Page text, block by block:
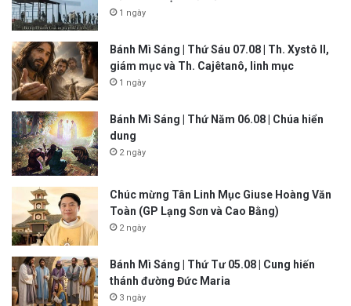
1 ngày
Bánh Mì Sáng | Thứ Sáu 07.08 | Th. Xystô II,
giám mục và Th. Cajêtanô, linh mục
1 ngày
Bánh Mì Sáng | Thứ Năm 06.08 | Chúa hiển
dung
2 ngày
Chúc mừng Tân Linh Mục Giuse Hoàng Văn
Toàn (GP Lạng Sơn và Cao Bằng)
2 ngày
Bánh Mì Sáng | Thứ Tư 05.08 | Cung hiến
thánh đường Đức Maria
3 ngày